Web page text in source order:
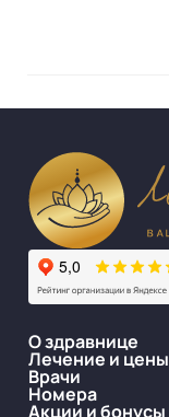
О здравнице
Лечение и цены
Врачи
Номера
Акции и бонусы